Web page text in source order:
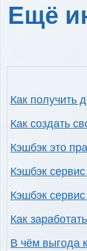
Ещё
Как получить
Как создать
Кэшбэк это
Кэшбэк
Кэшбэк
Как
В чём выгода